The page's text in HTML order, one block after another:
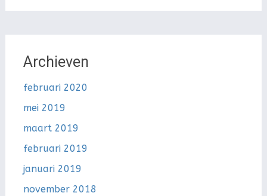
Archieven
februari 2020
mei 2019
maart 2019
februari 2019
januari 2019
november 2018